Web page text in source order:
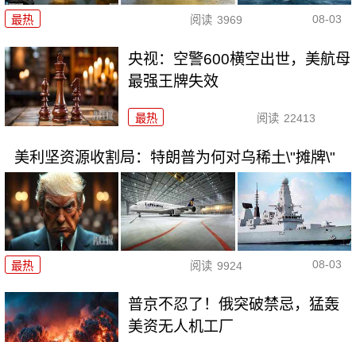
最热 阅读 3969 08-03
央视：空警600横空出世，美航母
最强王牌失效
最热 阅读 22413
美利坚资源收割局：特朗普为何对乌稀土\"摊牌\"
最热 阅读 9924 08-03
普京不忍了！俄突破禁忌，猛轰
美资无人机工厂